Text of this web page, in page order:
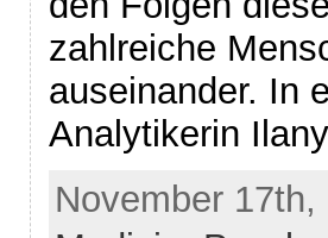
zahlreiche
auseinander. In
Analytikerin
November